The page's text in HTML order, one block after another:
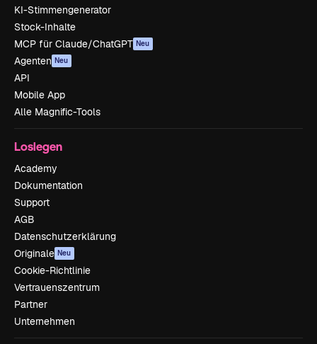
KI-Stimmengenerator
Stock-Inhalte
MCP für Claude/ChatGPT Neu
Agenten Neu
API
Mobile App
Alle Magnific-Tools
Loslegen
Academy
Dokumentation
Support
AGB
Datenschutzerklärung
Originale Neu
Cookie-Richtlinie
Vertrauenszentrum
Partner
Unternehmen